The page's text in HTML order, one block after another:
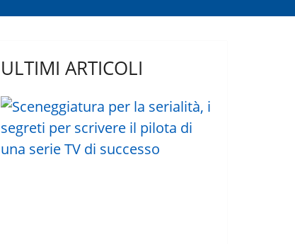
ULTIMI ARTICOLI